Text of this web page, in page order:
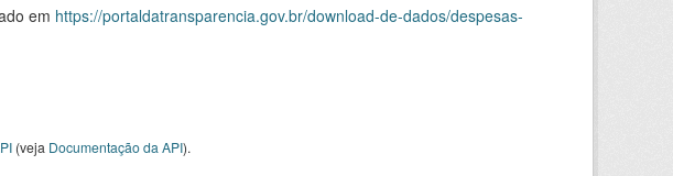
em https://portaldatransparencia.gov.br/download-de-dados/despesas-
(veja Documentação da API).